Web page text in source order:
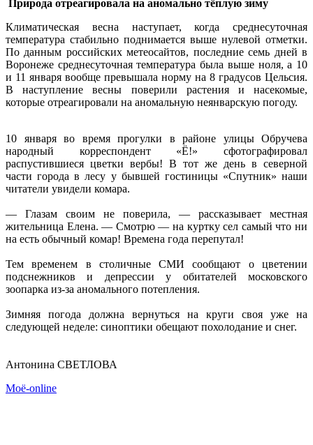
Природа отреагировала на аномально тёплую зиму
Климатическая весна наступает, когда среднесуточная
температура стабильно поднимается выше нулевой отметки.
По данным российских метеосайтов, последние семь дней в
Воронеже среднесуточная температура была выше ноля, а 10
и 11 января вообще превышала норму на 8 градусов Цельсия.
В наступление весны поверили растения и насекомые,
которые отреагировали на аномальную неянварскую погоду.
10 января во время прогулки в районе улицы Обручева
народный корреспондент «Ё!» сфотографировал
распустившиеся цветки вербы! В тот же день в северной
части города в лесу у бывшей гостиницы «Спутник» наши
читатели увидели комара.
— Глазам своим не поверила, — рассказывает местная
жительница Елена. — Смотрю — на куртку сел самый что ни
на есть обычный комар! Времена года перепутал!
Тем временем в столичные СМИ сообщают о цветении
подснежников и депрессии у обитателей московского
зоопарка из-за аномального потепления.
Зимняя погода должна вернуться на круги своя уже на
следующей неделе: синоптики обещают похолодание и снег.
Антонина СВЕТЛОВА
Моё-online